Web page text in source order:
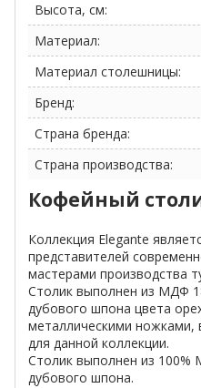
Высота, см:
Материал:
Материал столешницы:
Бренд:
Страна бренда:
Страна производства:
Кофейный
Коллекция Elegante
представителей
мастерами производства
Столик выполнен из МДФ
дубового шпона цвета
металлическими ножками,
для данной коллекции.
Столик выполнен из
дубового шпона.